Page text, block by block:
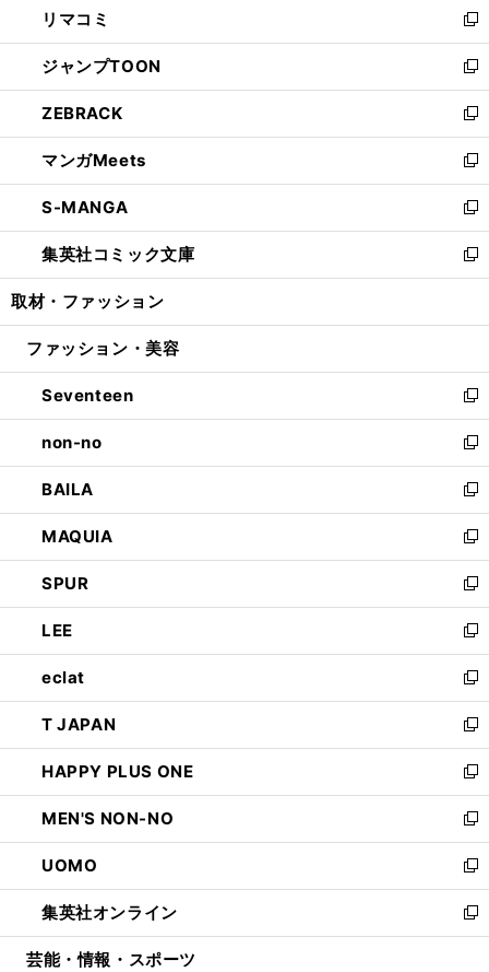
で
開
く
ド
ウ
で
開
く
ィ
ン
ド
ウ
で
開
く
い
ウ
ィ
ン
ド
ウ
で
開
く
リマコミ
新
し
い
ウ
ィ
ン
ド
ウ
で
開
く
ジャンプTOON
新
し
い
ウ
ィ
ン
ド
ウ
で
開
ZEBRACK
新
し
い
ウ
ィ
ン
ド
ウ
開
マンガMeets
新
し
い
ウ
ィ
ン
ウ
開
く
S-MANGA
新
し
い
ウ
ン
ウ
で
開
く
集英社コミック文庫
新
し
ウ
ン
ド
ウ
で
開
く
取材・ファッション
ファッション・美容
Seventeen
新
し
い
ウ
ィ
ン
ド
ウ
で
開
く
non-no
新
し
い
ウ
ィ
ン
ド
ウ
で
開
く
BAILA
新
し
い
ウ
ィ
ン
ド
ウ
で
開
く
MAQUIA
新
し
い
ウ
ィ
ン
ド
ウ
で
開
く
SPUR
新
し
い
ウ
ィ
ン
ド
ウ
で
開
く
LEE
新
し
い
ウ
ィ
ン
ド
ウ
で
開
く
eclat
新
し
い
ウ
ィ
ン
ド
ウ
で
開
く
T JAPAN
新
し
い
ウ
ィ
ン
ド
ウ
で
開
HAPPY PLUS ONE
新
し
い
ウ
ィ
ン
ド
ウ
MEN'S NON-NO
新
し
い
ウ
ィ
ン
UOMO
新
し
い
ウ
集英社オンライン
新
し
芸能・情報・スポーツ